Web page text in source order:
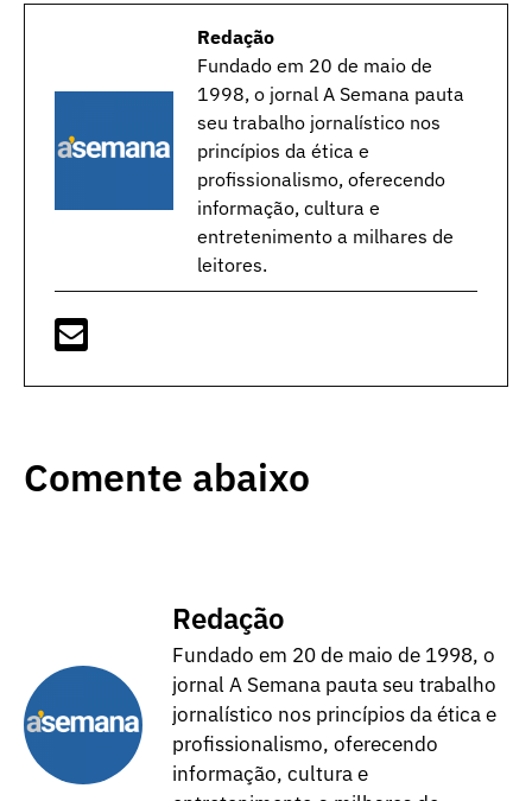
Redação
Fundado em 20 de maio de
1998, o jornal A Semana pauta
seu trabalho jornalístico nos
princípios da ética e
profissionalismo, oferecendo
informação, cultura e
entretenimento a milhares de
leitores.
Comente abaixo
Redação
Fundado em 20 de maio de 1998, o
jornal A Semana pauta seu trabalho
jornalístico nos princípios da ética e
profissionalismo, oferecendo
informação, cultura e